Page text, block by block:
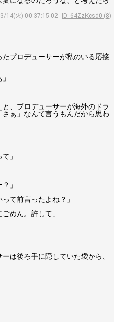
14(火) 00:37:15.02
ID: 64ZzKcsd0 (8)
プロデューサーが私のいる応接
、プロデューサーが海外のドラ
ぁ」なんて言うもんだから思わ
」
」
て前言ったよね？」
めん。許して」
は後ろ手に隠していた袋から、